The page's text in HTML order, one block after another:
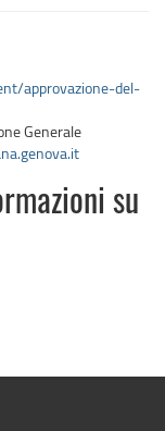
approvazione-del-
Generale
su